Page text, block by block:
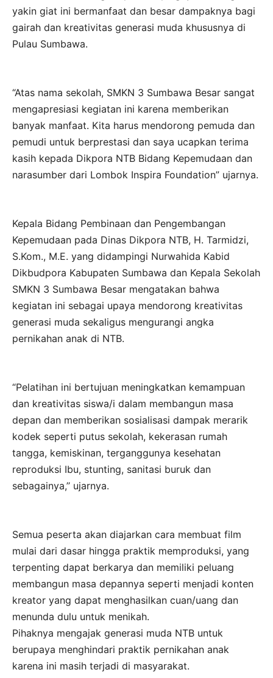
yakin giat ini bermanfaat dan besar dampaknya bagi
gairah dan kreativitas generasi muda khususnya di
Pulau Sumbawa.
“Atas nama sekolah, SMKN 3 Sumbawa Besar sangat
mengapresiasi kegiatan ini karena memberikan
banyak manfaat. Kita harus mendorong pemuda dan
pemudi untuk berprestasi dan saya ucapkan terima
kasih kepada Dikpora NTB Bidang Kepemudaan dan
narasumber dari Lombok Inspira Foundation” ujarnya.
Kepala Bidang Pembinaan dan Pengembangan
Kepemudaan pada Dinas Dikpora NTB, H. Tarmidzi,
S.Kom., M.E. yang didampingi Nurwahida Kabid
Dikbudpora Kabupaten Sumbawa dan Kepala Sekolah
SMKN 3 Sumbawa Besar mengatakan bahwa
kegiatan ini sebagai upaya mendorong kreativitas
generasi muda sekaligus mengurangi angka
pernikahan anak di NTB.
“Pelatihan ini bertujuan meningkatkan kemampuan
dan kreativitas siswa/i dalam membangun masa
depan dan memberikan sosialisasi dampak merarik
kodek seperti putus sekolah, kekerasan rumah
tangga, kemiskinan, terganggunya kesehatan
reproduksi Ibu, stunting, sanitasi buruk dan
sebagainya,’’ ujarnya.
Semua peserta akan diajarkan cara membuat film
mulai dari dasar hingga praktik memproduksi, yang
terpenting dapat berkarya dan memiliki peluang
membangun masa depannya seperti menjadi konten
kreator yang dapat menghasilkan cuan/uang dan
menunda dulu untuk menikah.
Pihaknya mengajak generasi muda NTB untuk
berupaya menghindari praktik pernikahan anak
karena ini masih terjadi di masyarakat.